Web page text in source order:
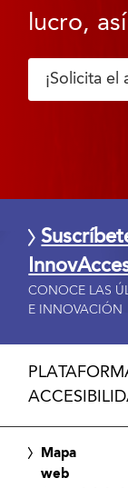
lucro,
¡Solicita el
CONOCE LAS
E INNOVACIÓN
Mapa
web